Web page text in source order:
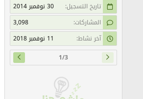
تاريخ التسجيل
30 نوفمبر 2014
المشاركات
3,098
آخر نشاط
11 نوفمبر 2018
1/3